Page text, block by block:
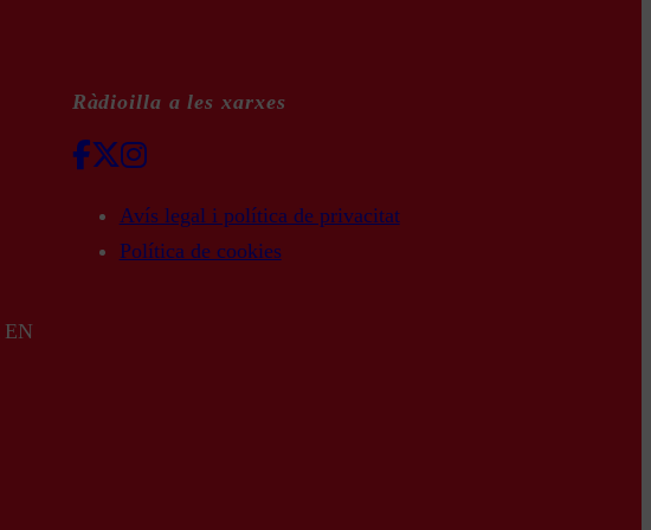
Ràdioilla a les xarxes
Avís legal i política de privacitat
Política de cookies